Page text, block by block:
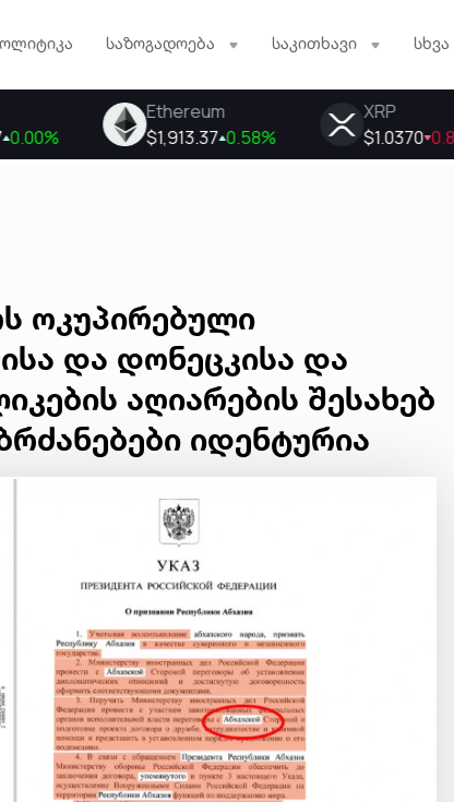
საზოგადოება საკითხავი სხვა
ოკუპირებული
და დონეცკისა და
აღიარების შესახებ
იდენტურია